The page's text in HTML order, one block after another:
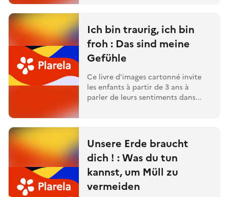
Ich bin traurig, ich bin
froh : Das sind meine
Gefühle
Ce livre d'images cartonné invite
les enfants à partir de 3 ans à
parler de leurs sentiments dans...
Unsere Erde braucht
dich ! : Was du tun
kannst, um Müll zu
vermeiden